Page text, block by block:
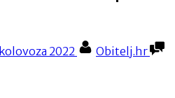
2022 By
Obitelj.hr